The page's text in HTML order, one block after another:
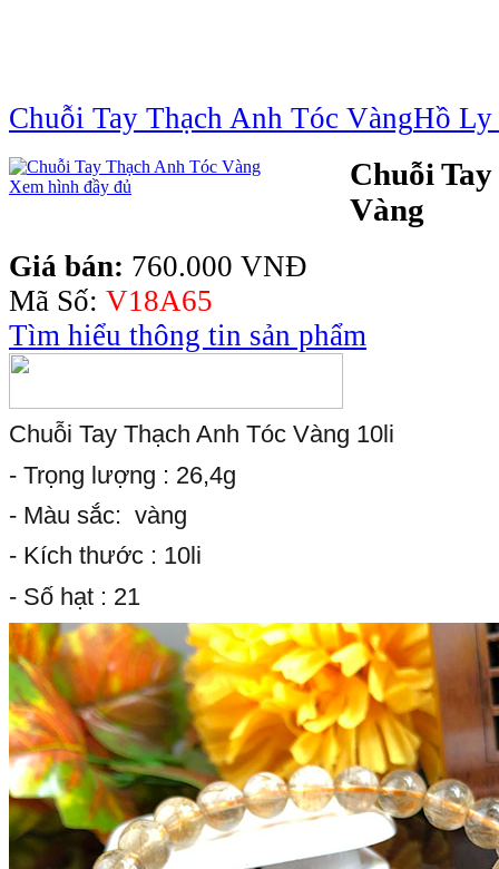
Chuỗi Tay Thạch Anh Tóc VàngHồ Ly
Xem hình đầy đủ
Chuỗi
Vàng
Giá bán: 760.000 VNĐ
Mã Số: V18A65
Tìm hiểu thông tin sản phẩm
Chuỗi Tay Thạch Anh Tóc Vàng 10li
- Trọng lượng : 26,4g
- Màu sắc: vàng
- Kích thước : 10li
- Số hạt : 21